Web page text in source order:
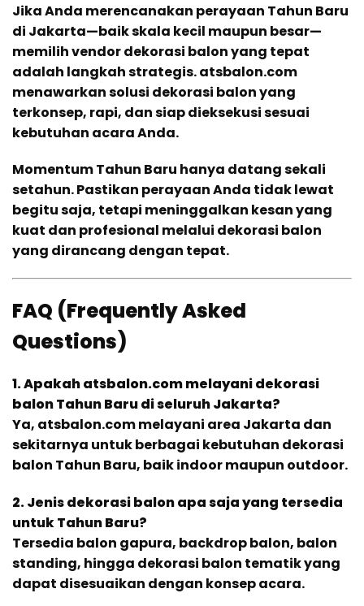
Jika Anda merencanakan perayaan Tahun Baru
di Jakarta—baik skala kecil maupun besar—
memilih vendor dekorasi balon yang tepat
adalah langkah strategis. atsbalon.com
menawarkan solusi dekorasi balon yang
terkonsep, rapi, dan siap dieksekusi sesuai
kebutuhan acara Anda.
Momentum Tahun Baru hanya datang sekali
setahun. Pastikan perayaan Anda tidak lewat
begitu saja, tetapi meninggalkan kesan yang
kuat dan profesional melalui dekorasi balon
yang dirancang dengan tepat.
FAQ (Frequently Asked
Questions)
1. Apakah atsbalon.com melayani dekorasi
balon Tahun Baru di seluruh Jakarta?
Ya, atsbalon.com melayani area Jakarta dan
sekitarnya untuk berbagai kebutuhan dekorasi
balon Tahun Baru, baik indoor maupun outdoor.
2. Jenis dekorasi balon apa saja yang tersedia
untuk Tahun Baru?
Tersedia balon gapura, backdrop balon, balon
standing, hingga dekorasi balon tematik yang
dapat disesuaikan dengan konsep acara.